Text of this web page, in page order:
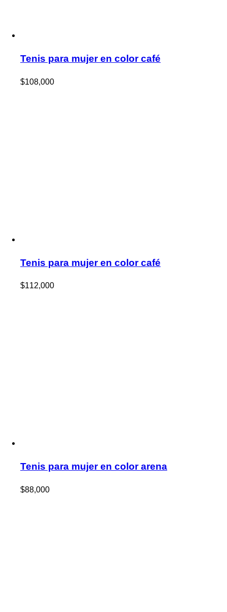
Tenis para mujer en color café
$108,000
Tenis para mujer en color café
$112,000
Tenis para mujer en color arena
$88,000